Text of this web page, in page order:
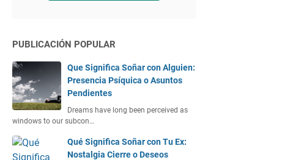
PUBLICACIÓN POPULAR
Que Significa Soñar con Alguien:
Presencia Psíquica o Asuntos
Pendientes
Dreams have long been perceived as
windows to our subcon…
Qué Significa Soñar con Tu Ex:
Nostalgia Cierre o Deseos